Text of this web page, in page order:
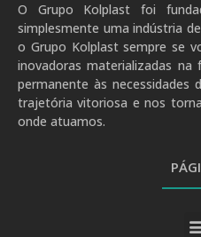
O Grupo Kolplast foi
simplesmente uma indústria
o Grupo Kolplast sempre se
inovadoras materializadas
permanente às necessidades
trajetória vitoriosa e nos
onde atuamos.